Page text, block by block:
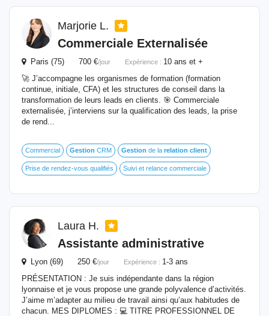
Marjorie L.
Commerciale Externalisée
Paris (75) 700 €/jour Expérience : 10 ans et +
🚀 J’accompagne les organismes de formation (formation
continue, initiale, CFA) et les structures de conseil dans la
transformation de leurs leads en clients. 🎯 Commerciale
externalisée, j’interviens sur la qualification des leads, la prise
de rend...
Commercial Gestion CRM Gestion de la relation client
Prise de rendez-vous qualifiés Suivi et relance commerciale
Laura H.
Assistante administrative
Lyon (69) 250 €/jour Expérience : 1-3 ans
PRÉSENTATION : Je suis indépendante dans la région
lyonnaise et je vous propose une grande polyvalence d’activités.
J’aime m’adapter au milieu de travail ainsi qu’aux habitudes de
chacun. MES DIPLOMES : 💻 TITRE PROFESSIONNEL DE